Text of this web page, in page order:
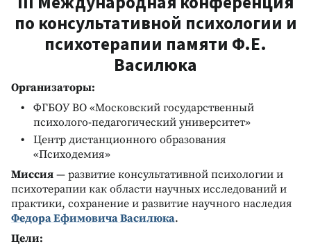
по консультативной психологии и
психотерапии памяти Ф.Е.
Василюка
Организаторы:
ФГБОУ ВО «Московский государственный
психолого-педагогический университет»
Центр дистанционного образования
«Психодемия»
Миссия — развитие консультативной психологии и
психотерапии как области научных исследований и
практики, сохранение и развитие научного наследия
Федора Ефимовича Василюка.
Цели: